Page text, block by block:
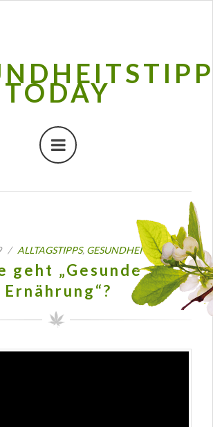
TODAY
/ ALLTAGSTIPPS, GESUNDHEITSTIPPS
geht „Gesunde
Ernährung“?